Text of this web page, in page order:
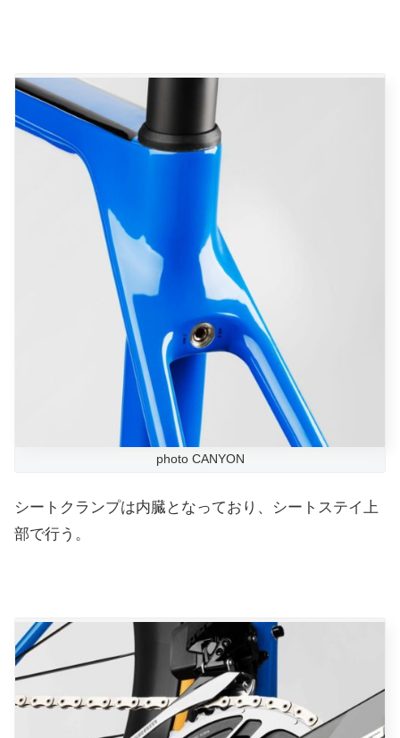
photo CANYON
シートクランプは内臓となっており、シートステイ上
部で行う。